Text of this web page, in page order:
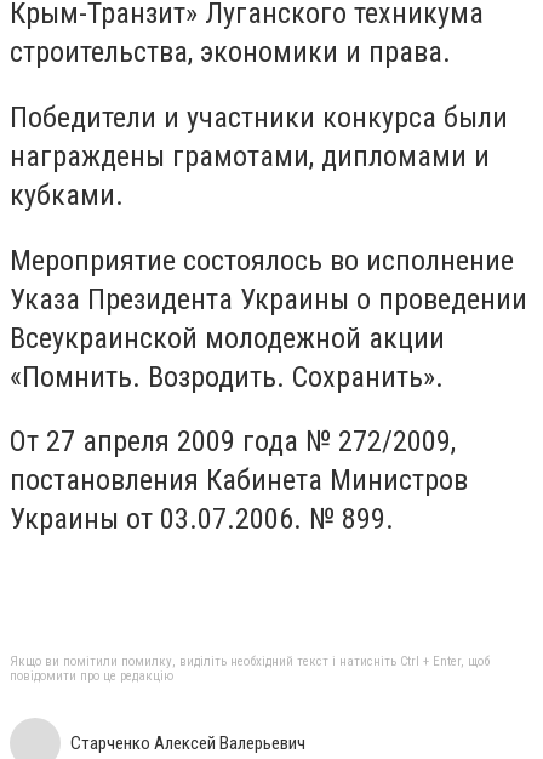
Крым-Транзит» Луганского техникума
строительства, экономики и права.
Победители и участники конкурса были
награждены грамотами, дипломами и
кубками.
Мероприятие состоялось во исполнение
Указа Президента Украины о проведении
Всеукраинской молодежной акции
«Помнить. Возродить. Сохранить».
От 27 апреля 2009 года № 272/2009,
постановления Кабинета Министров
Украины от 03.07.2006. № 899.
Якщо ви помітили помилку, виділіть необхідний текст і натисніть Ctrl + Enter, щоб
повідомити про це редакцію
Старченко Алексей Валерьевич